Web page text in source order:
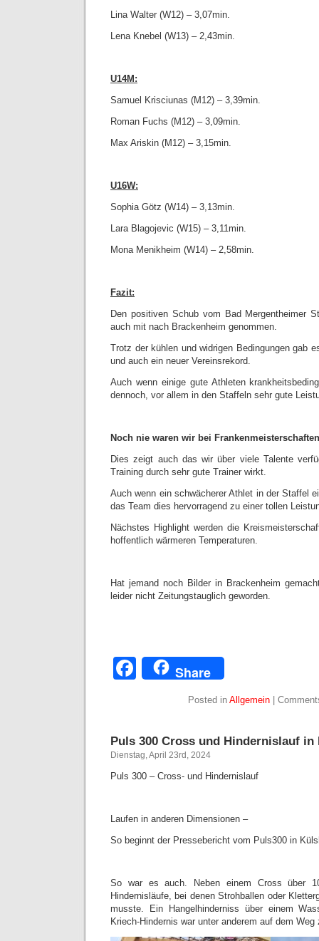
Lina Walter (W12) – 3,07min.
Lena Knebel (W13) – 2,43min.
U14M:
Samuel Krisciunas (M12) – 3,39min.
Roman Fuchs (M12) – 3,09min.
Max Ariskin (M12) – 3,15min.
U16W:
Sophia Götz (W14) – 3,13min.
Lara Blagojevic (W15) – 3,11min.
Mona Menikheim (W14) – 2,58min.
Fazit:
Den positiven Schub vom Bad Mergentheimer
auch mit nach Brackenheim genommen.
Trotz der kühlen und widrigen Bedingungen gab
und auch ein neuer Vereinsrekord.
Auch wenn einige gute Athleten
dennoch, vor allem in den Staffeln sehr gute
Noch nie waren wir bei
Dies zeigt auch das wir über viele Talente
Training durch sehr gute Trainer wirkt.
Auch wenn ein schwächerer Athlet in der Staffel
das Team dies hervorragend zu einer tollen
Nächstes Highlight werden die
hoffentlich wärmeren Temperaturen.
Hat jemand noch Bilder in Brackenheim
leider nicht Zeitungstauglich geworden.
Facebook
Share
Posted in Allgemein|
Puls 300 Cross und Hindernislauf in
Dienstag, April 23rd, 2024
Puls 300 – Cross- und Hindernislauf
Laufen in anderen Dimensionen –
So beginnt der Pressebericht vom Puls300 in
So war es auch. Neben einem Cross über
Hindernisläufe, bei denen Strohballen oder
musste. Ein Hangelhinderniss über einem
Kriech-Hindernis war unter anderem auf dem